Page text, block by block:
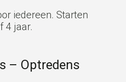
iedereen. Starten
4 jaar.
– Optredens